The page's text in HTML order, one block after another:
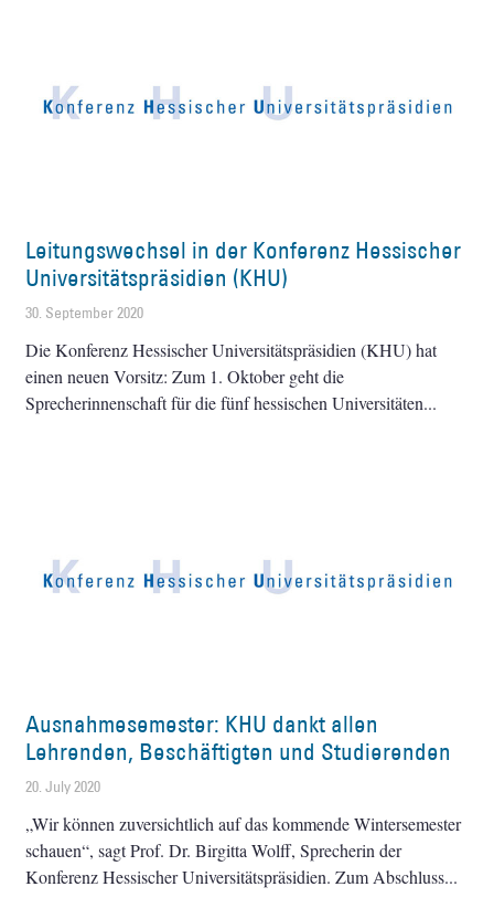
Leitungswechsel in der Konferenz Hessischer
Universitätspräsidien (KHU)
30. September 2020
Die Konferenz Hessischer Universitätspräsidien (KHU) hat
einen neuen Vorsitz: Zum 1. Oktober geht die
Sprecherinnenschaft für die fünf hessischen Universitäten
Ausnahmesemester: KHU dankt allen
Lehrenden, Beschäftigten und Studierenden
20. July 2020
„Wir können zuversichtlich auf das kommende Wintersemester
schauen“, sagt Prof. Dr. Birgitta Wolff, Sprecherin der
Konferenz Hessischer Universitätspräsidien. Zum Abschluss